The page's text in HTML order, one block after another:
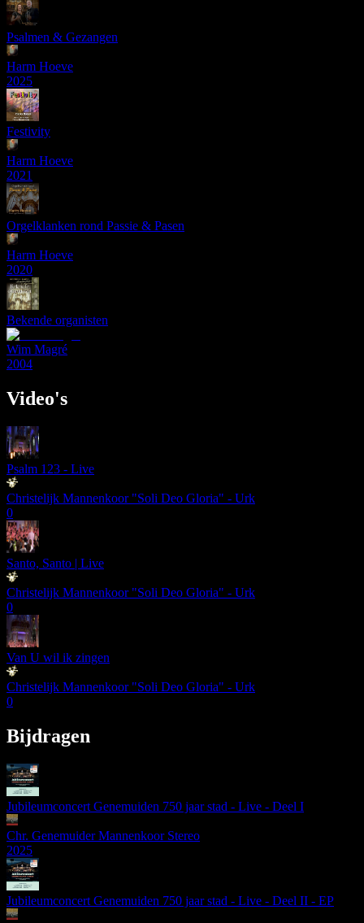
Psalmen & Gezangen
Harm Hoeve
2025
Festivity
Harm Hoeve
2021
Orgelklanken rond Passie & Pasen
Harm Hoeve
2020
Bekende organisten
Wim Magré
2004
Video's
Psalm 123 - Live
Christelijk Mannenkoor "Soli Deo Gloria" - Urk
0
Santo, Santo | Live
Christelijk Mannenkoor "Soli Deo Gloria" - Urk
0
Van U wil ik zingen
Christelijk Mannenkoor "Soli Deo Gloria" - Urk
0
Bijdragen
Jubileumconcert Genemuiden 750 jaar stad - Live - Deel I
Chr. Genemuider Mannenkoor Stereo
2025
Jubileumconcert Genemuiden 750 jaar stad - Live - Deel II - EP